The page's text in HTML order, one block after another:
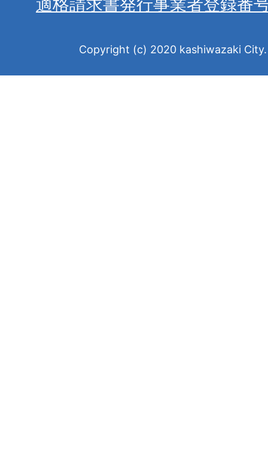
適格請求書発行事業者登録番
Copyright (c) 2020 kashiwazaki